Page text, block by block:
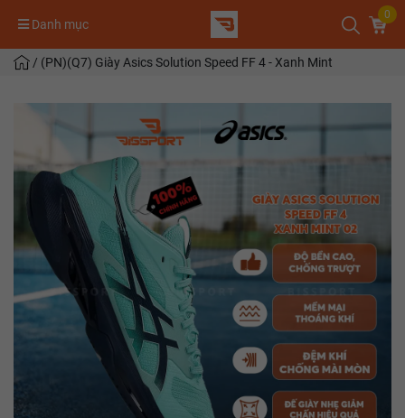
Danh mục
0
/ (PN)(Q7) Giày Asics Solution Speed FF 4 - Xanh Mint